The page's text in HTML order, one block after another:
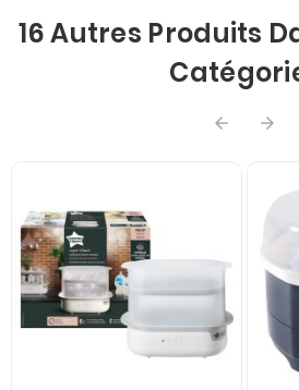
16 Autres Produits
 